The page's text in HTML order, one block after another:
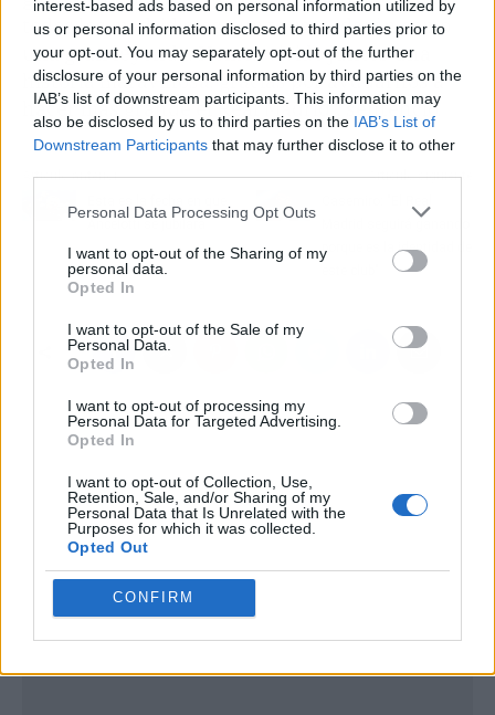
interest-based ads based on personal information utilized by
us or personal information disclosed to third parties prior to
your opt-out. You may separately opt-out of the further
disclosure of your personal information by third parties on the
IAB’s list of downstream participants. This information may
also be disclosed by us to third parties on the IAB’s List of
Downstream Participants that may further disclose it to other
Personal Data Processing Opt Outs
I want to opt-out of the Sharing of my
personal data.
Opted In
I want to opt-out of the Sale of my
Personal Data.
Opted In
I want to opt-out of processing my
Personal Data for Targeted Advertising.
Opted In
I want to opt-out of Collection, Use,
Retention, Sale, and/or Sharing of my
Personal Data that Is Unrelated with the
Purposes for which it was collected.
Opted Out
CONFIRM
todos los madridistas que te recordarán como
una gran leyenda. Hemos vivido juntos una
historia maravillosa, gracias por ayudarnos a
hacer más grande el Real Madrid", sentenció.
Artículo anterior
Artículo siguiente
porque es la identidad de